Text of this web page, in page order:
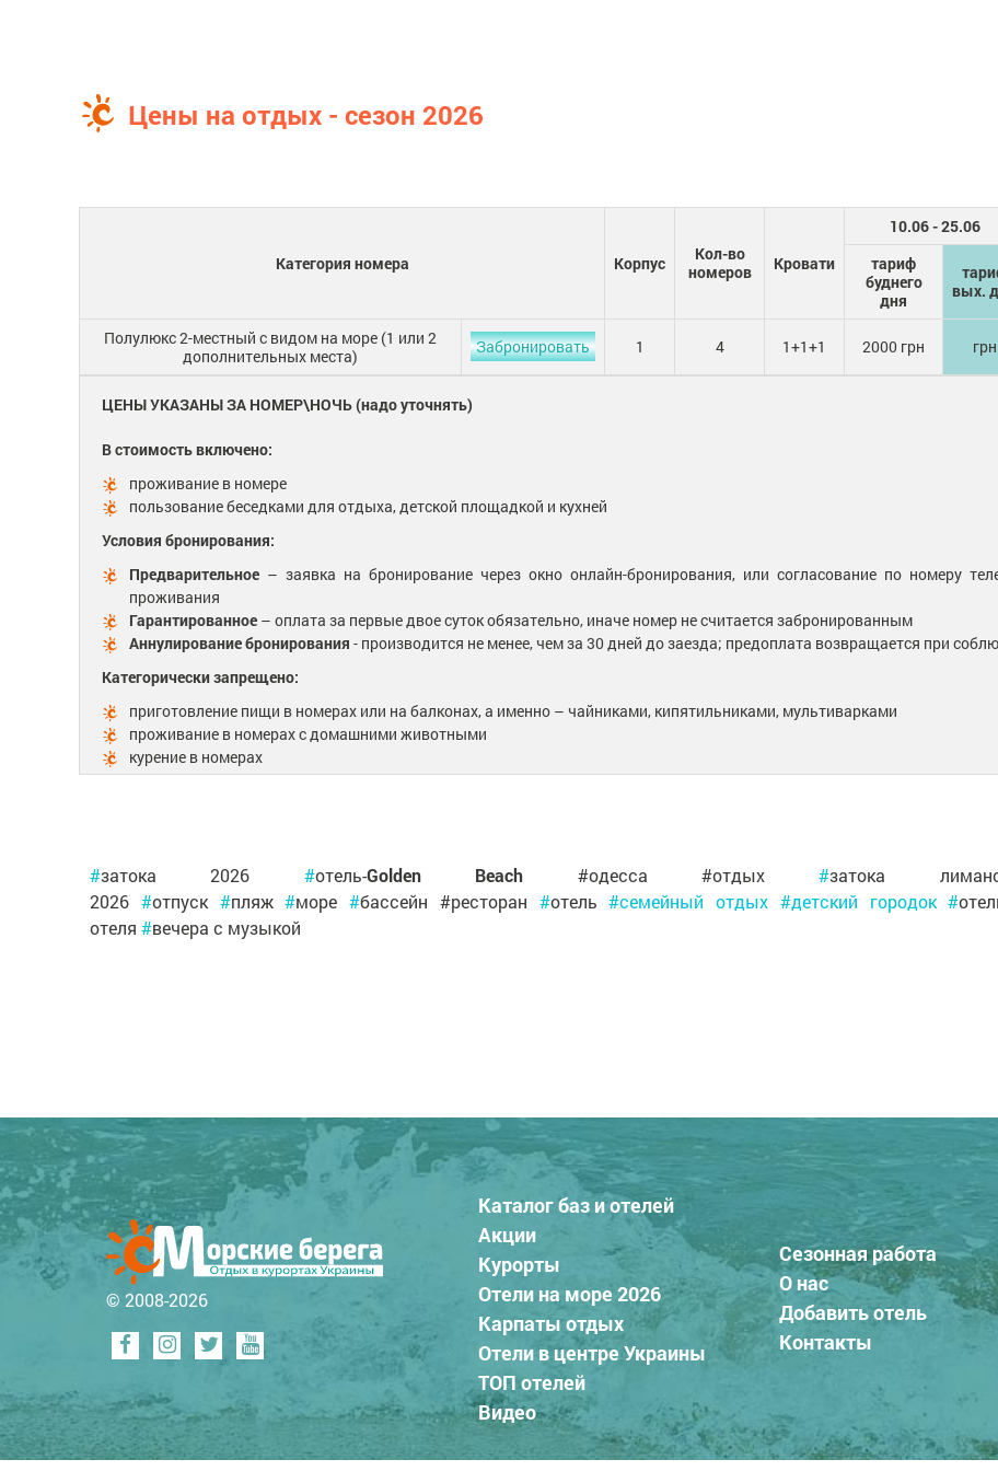
Цены на отдых - сезон 2026
Категория номера Корпус
Кол-во
номеров
Кровати
10.06 - 25.06
тариф
буднего
дня
вых.
Полулюкс 2-местный с видом на море (1 или 2
дополнительных места)
Забронировать 1 4 1+1+1 2000 грн грн
ЦЕНЫ УКАЗАНЫ ЗА НОМЕР\НОЧЬ (надо уточнять)
В стоимость включено:
проживание в номере
пользование беседками для отдыха, детской площадкой и кухней
Условия бронирования:
Предварительное – заявка на бронирование через окно онлайн-бронирования, или согласование по номеру
проживания
Гарантированное – оплата за первые двое суток обязательно, иначе номер не считается забронированным
Аннулирование бронирования - производится не менее, чем за 30 дней до заезда; предоплата возвращается при
Категорически запрещено:
приготовление пищи в номерах или на балконах, а именно – чайниками, кипятильниками, мультиварками
проживание в номерах с домашними животными
курение в номерах
#затока 2026 #отель-Golden Beach #одесса #отдых#затока
2026 #отпуск #пляж#море #бассейн #ресторан #отель#семейный отдых #детский городок #
отеля #вечера с музыкой
© 2008-2026
Каталог баз и отелей
Акции
Курорты
Отели на море 2026
Карпаты отдых
Отели в центре Украины
ТОП отелей
Видео
Сезонная работа
О нас
Добавить отель
Контакты